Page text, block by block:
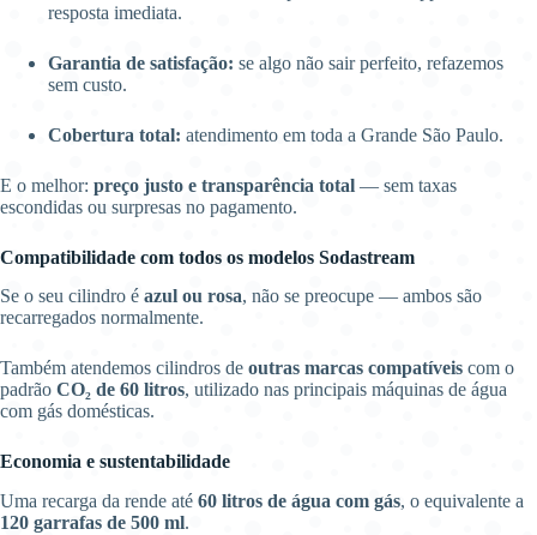
resposta imediata.
Garantia de satisfação: se algo não sair perfeito, refazemos
sem custo.
Cobertura total: atendimento em toda a Grande São Paulo.
E o melhor: preço justo e transparência total — sem taxas
escondidas ou surpresas no pagamento.
Compatibilidade com todos os modelos Sodastream
Se o seu cilindro é azul ou rosa, não se preocupe — ambos são
recarregados normalmente.
Também atendemos cilindros de outras marcas compatíveis com o
padrão CO₂ de 60 litros, utilizado nas principais máquinas de água
com gás domésticas.
Economia e sustentabilidade
Uma recarga da rende até 60 litros de água com gás, o equivalente a
120 garrafas de 500 ml.